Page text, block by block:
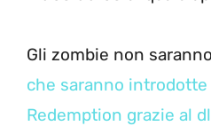
Gli zombie non
che saranno introdotte
Redemption grazie al